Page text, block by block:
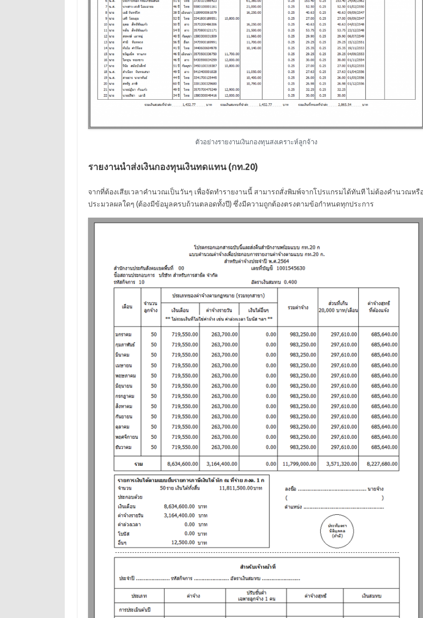
ตัวอย่างรายงานเงินกองทุนสงเคราะห์ลูกจ้าง
รายงานนำส่งเงินกองทุนเงินทดแทน (กท.20)
จากที่ต้องเสียเวลาคำนวณเป็นวันๆ เพื่อจัดทำรายงานนี้ สามารถสั่งพิมพ์จากโปรแกรมได้ทันที ไม่ต้องคำนวณหรื
ประมวลผลใดๆ (ต้องมีข้อมูลครบถ้วนตลอดทั้งปี) ซึ่งมีความถูกต้องตรงตามข้อกำหนดทุกประการ